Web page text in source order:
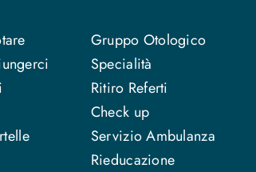
Gruppo Otologico
Specialità
Ritiro Referti
Check up
Servizio Ambulanza
Rieducazione